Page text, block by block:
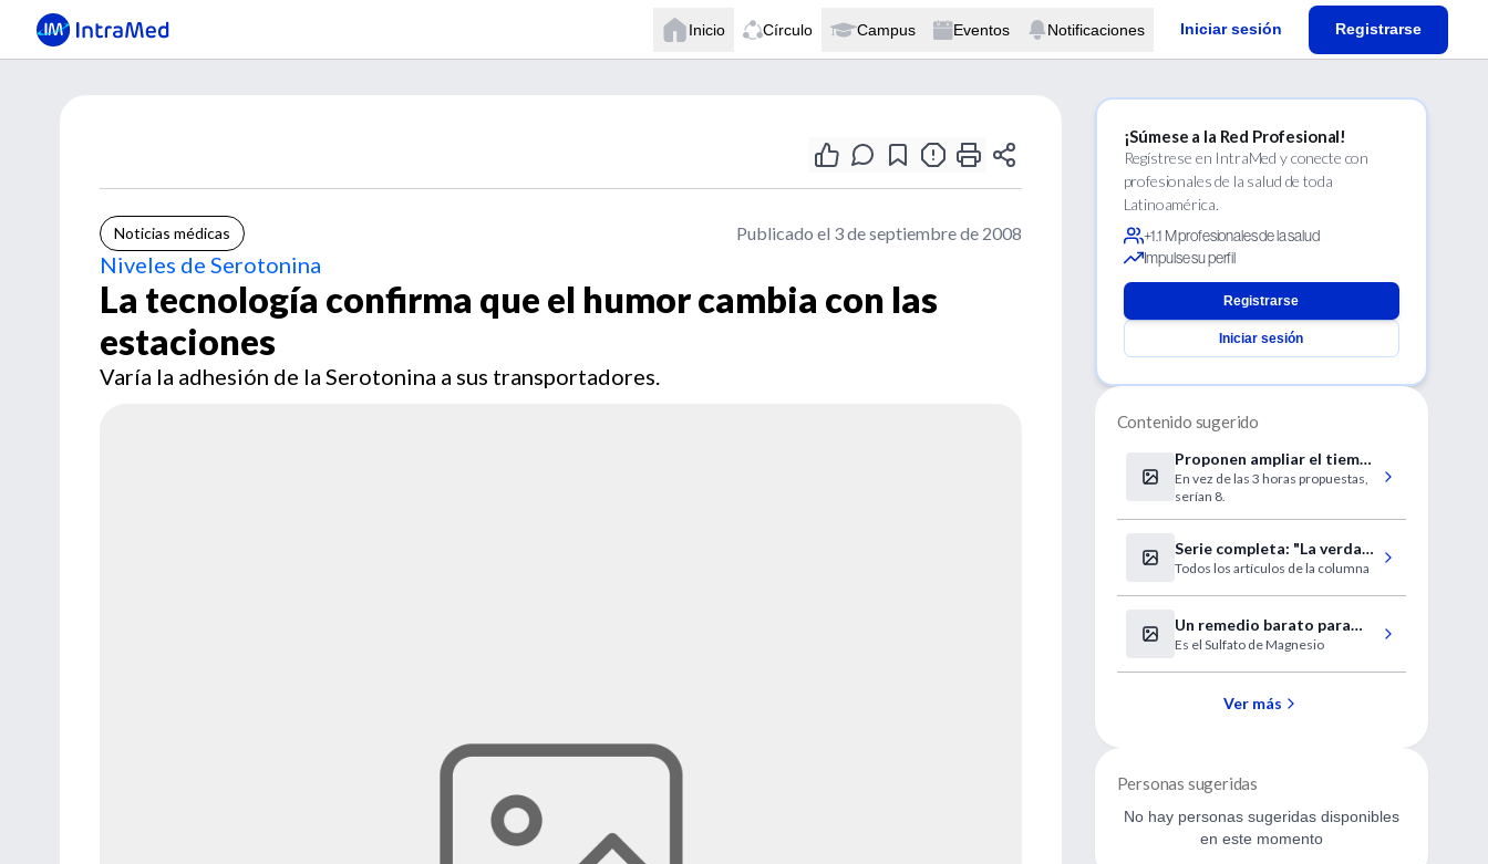
Inicio Círculo Campus Eventos Notificaciones Iniciar sesión Registrarse
Noticias médicas Publicado el 3 de septiembre de 2008
Niveles de Serotonina
La tecnología confirma que el humor cambia con las
estaciones
Varía la adhesión de la Serotonina a sus transportadores.
¡Súmese a la Red Profesional!
Regístrese en IntraMed y conecte con
profesionales de la salud de toda
Latinoamérica.
+1.1 M profesionales de la salud
Impulse su perfil
Registrarse
Iniciar sesión
Contenido sugerido
Proponen ampliar el tiempo
de "ventana" para tratar el
ACV
En vez de las 3 horas propuestas,
serían 8.
Serie completa: "La verdad
y otras mentiras"
Todos los artículos de la columna
Un remedio barato para
reducir el riesgo de
parálisis cerebral infantil
Es el Sulfato de Magnesio
Ver más
Personas sugeridas
No hay personas sugeridas disponibles
en este momento